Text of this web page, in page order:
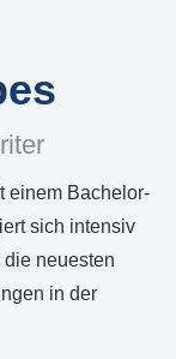
einem Bachelor-
sich intensiv
neuesten
in der